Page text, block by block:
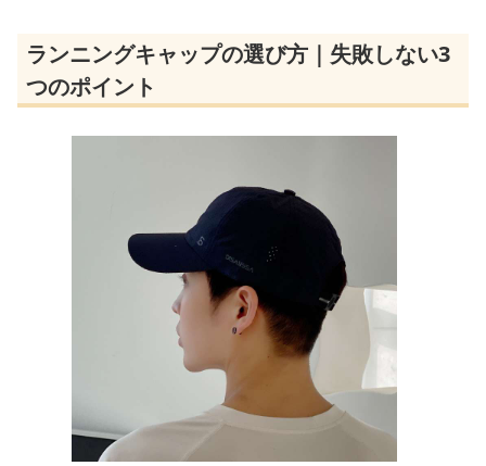
ランニングキャップの選び方｜失敗しない3
つのポイント